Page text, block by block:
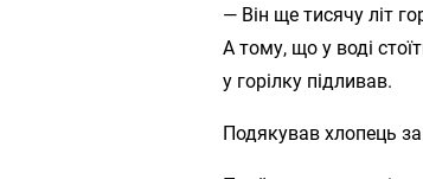
— Він ще тисячу літ
А тому, що у воді
у горілку підливав.
Подякував хлопець